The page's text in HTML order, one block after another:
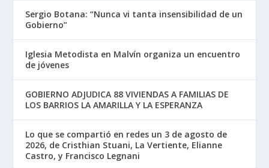
Sergio Botana: “Nunca vi tanta insensibilidad de un
Gobierno”
Iglesia Metodista en Malvín organiza un encuentro
de jóvenes
GOBIERNO ADJUDICA 88 VIVIENDAS A FAMILIAS DE
LOS BARRIOS LA AMARILLA Y LA ESPERANZA
Lo que se compartió en redes un 3 de agosto de
2026, de Cristhian Stuani, La Vertiente, Elianne
Castro, y Francisco Legnani